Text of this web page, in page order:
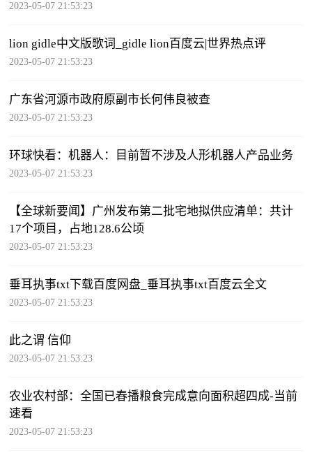
2023-05-07 21:53:23
lion gidle中文版歌词_gidle lion百度云|世界热点评
2023-05-07 21:53:23
广东省河源市政府原副市长何伟良被查
2023-05-07 21:53:23
环球快看：机器人：目前暂不涉及人形机器人产品业务
2023-05-07 21:53:23
【全球新要闻】广州发布第二批宅地拟供应清单：共计
17个项目，占地128.6公顷
2023-05-07 21:53:23
垂耳执事txt下载百度网盘_垂耳执事txt百度云全文
2023-05-07 21:53:23
此之谓 信仰
2023-05-07 21:53:23
农业农村部：全国已春播粮食完成意向面积超四成-当前
速看
2023-05-07 21:53:23